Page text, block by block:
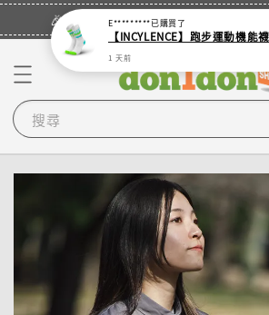
🎉登入會員・領取您的專屬折扣券！
搜尋
E*********已購買了
1 天前